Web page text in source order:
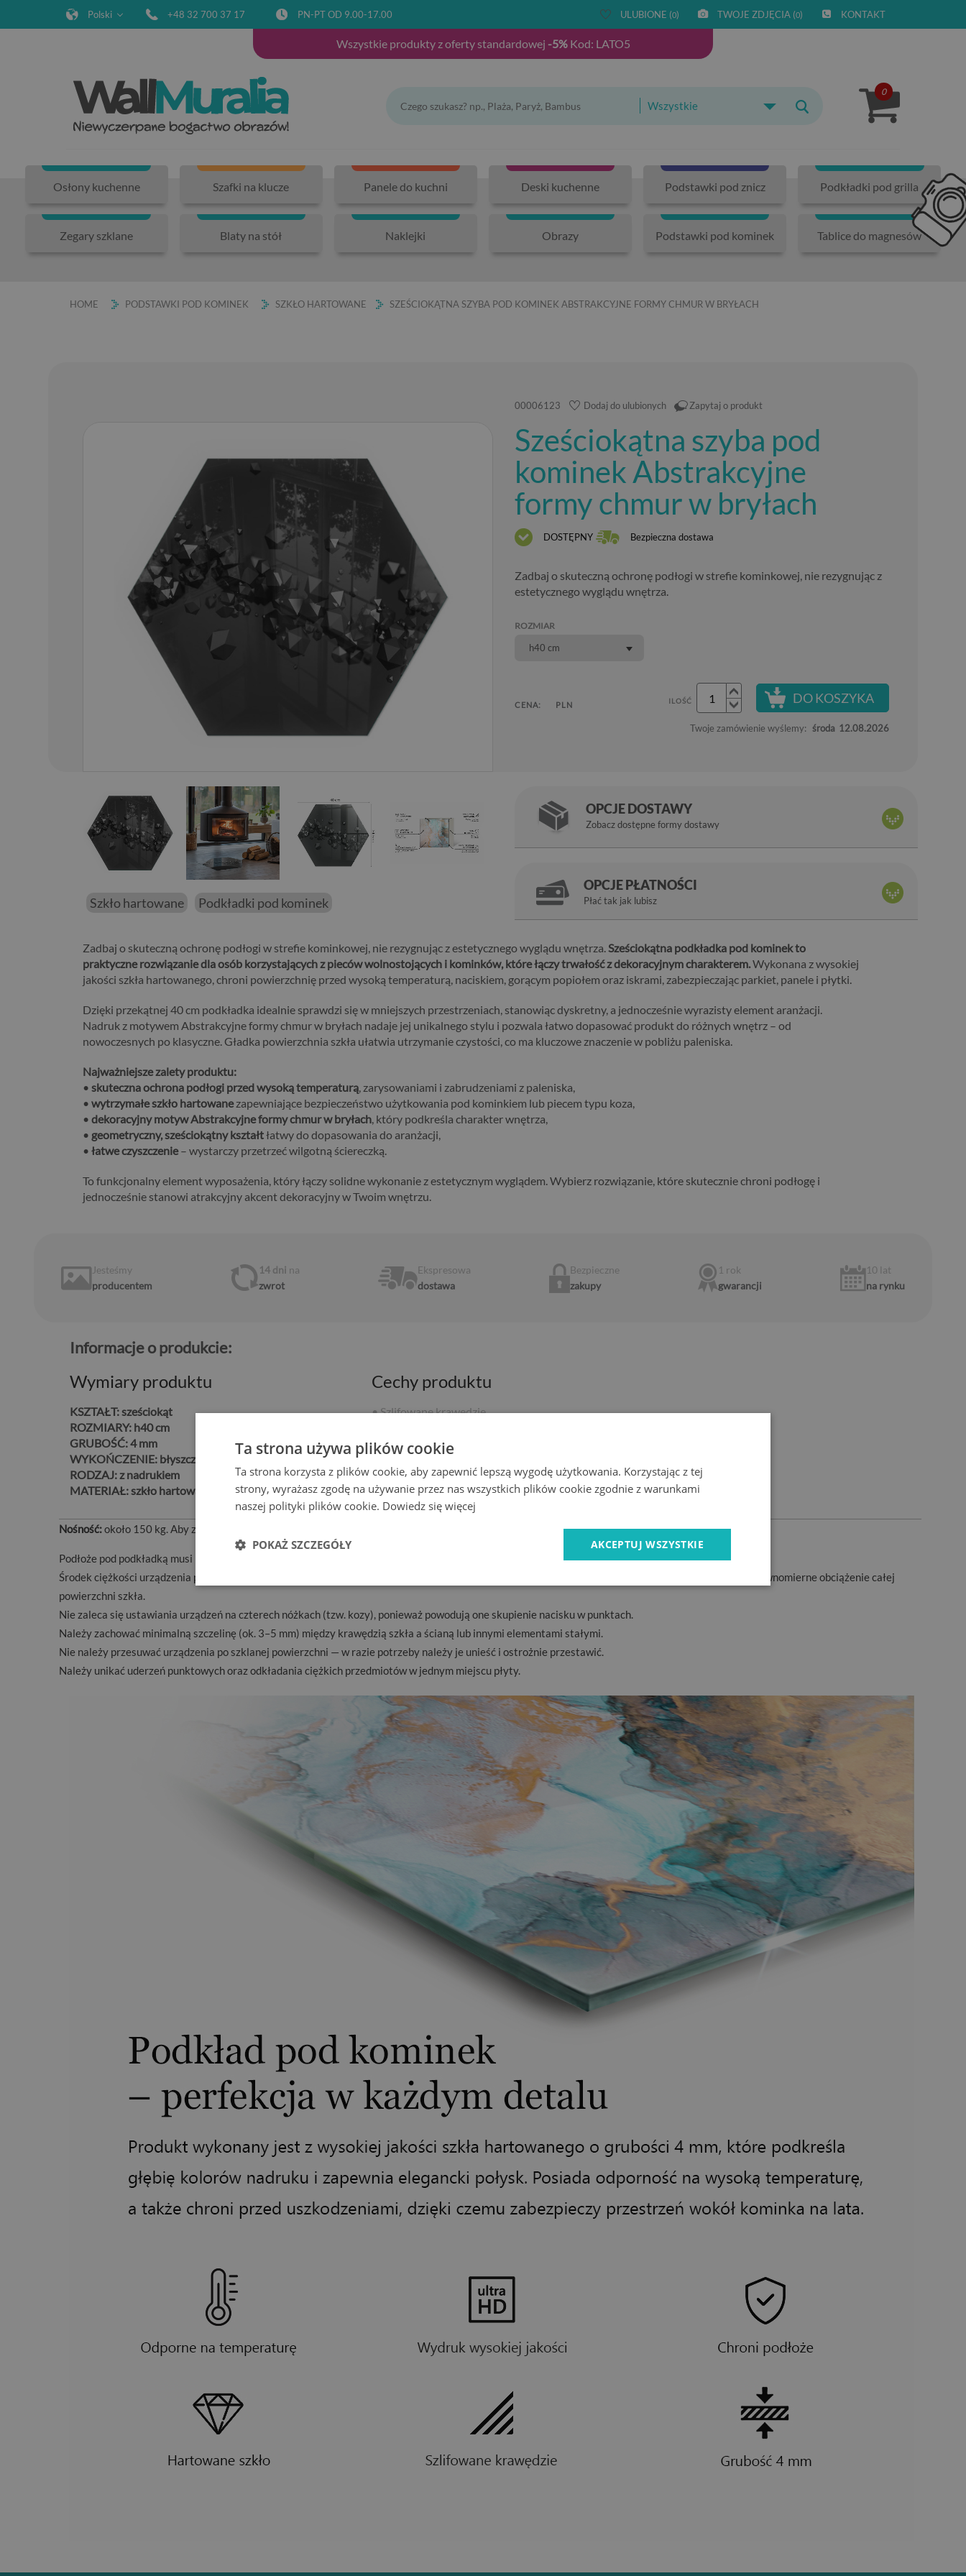
Polski +48 32 700 37 17 PN-PT OD 9.00-17.00 ULUBIONE (0) TWOJE ZDJĘCIA (0) KONTAKT
Wszystkie produkty z oferty standardowej -5%Kod: LATO5
Wszystkie
0
Osłony kuchenne Szafki na klucze Panele do kuchni Deski kuchenne Podstawki pod znicz Podkładki pod grilla
Zegary szklane Blaty na stół Naklejki Obrazy Podstawki pod kominek Tablice do magnesów
HOME PODSTAWKI POD KOMINEK SZKŁO HARTOWANE SZEŚCIOKĄTNA SZYBA POD KOMINEK ABSTRAKCYJNE FORMY CHMUR W BRYŁACH
01
00006123 Dodaj do ulubionych Zapytaj o produkt
Sześciokątna szyba pod
kominek Abstrakcyjne
formy chmur w bryłach
DOSTĘPNY Bezpieczna dostawa
Zadbaj o skuteczną ochronę podłogi w strefie kominkowej, nie rezygnując z
estetycznego wyglądu wnętrza.
ROZMIAR
h40 cm
CENA: PLN ILOŚĆ DO KOSZYKA
Twoje zamówienie wyślemy: środa 12.08.2026
Szkło hartowane Podkładki pod kominek
Zadbaj o skuteczną ochronę podłogi w strefie kominkowej, nie rezygnując z estetycznego wyglądu wnętrza.Sześciokątna podkładka pod kominek to
praktyczne rozwiązanie dla osób korzystających z pieców wolnostojących i kominków, które łączy trwałość z dekoracyjnym charakterem.Wykonana z wysokiej
jakości szkła hartowanego, chroni powierzchnię przed wysoką temperaturą, naciskiem, gorącym popiołem oraz iskrami, zabezpieczając parkiet, panele i płytki.
Dzięki przekątnej 40 cm podkładka idealnie sprawdzi się w mniejszych przestrzeniach, stanowiąc dyskretny, a jednocześnie wyrazisty element aranżacji.
Nadruk z motywem Abstrakcyjne formy chmur w bryłach nadaje jej unikalnego stylu i pozwala łatwo dopasować produkt do różnych wnętrz – od
nowoczesnych po klasyczne. Gładka powierzchnia szkła ułatwia utrzymanie czystości, co ma kluczowe znaczenie w pobliżu paleniska.
Najważniejsze zalety produktu:
•skuteczna ochrona podłogi przed wysoką temperaturą, zarysowaniami i zabrudzeniami z paleniska,
•wytrzymałe szkło hartowanezapewniające bezpieczeństwo użytkowania pod kominkiem lub piecem typu koza,
•dekoracyjny motyw Abstrakcyjne formy chmur w bryłach, który podkreśla charakter wnętrza,
• geometryczny, sześciokątny kształtłatwy do dopasowania do aranżacji,
•łatwe czyszczenie– wystarczy przetrzeć wilgotną ściereczką.
To funkcjonalny element wyposażenia, który łączy solidne wykonanie z estetycznym wyglądem. Wybierz rozwiązanie, które skutecznie chroni podłogę i
jednocześnie stanowi atrakcyjny akcent dekoracyjny w Twoim wnętrzu.
OPCJE DOSTAWY
Zobacz dostępne formy dostawy
OPCJE PŁATNOŚCI
Płać tak jak lubisz
Jesteśmy
producentem
14 dni na
zwrot
Ekspresowa
dostawa
Bezpieczne
zakupy
1 rok
gwarancji
10 lat
na rynku
Informacje o produkcie:
Wymiary produktu
KSZTAŁT:sześciokąt
ROZMIARY: h40 cm
GRUBOŚĆ:4 mm
WYKOŃCZENIE: błyszcząca, gładka powierzchnia
RODZAJ: z nadrukiem
MATERIAŁ:szkło hartowane
Cechy produktu
• Szlifowane krawędzie
• Wysoka przepuszczalność światła
• Odporna na temperaturę i uszkodzenia
• Gwarancja producenta
• Szybki czas realizacji
• Wyprodukowano w Polsce
Nośność:około 150 kg. Aby zachować maksymalne bezpieczeństwo użytkowania, należy spełnić poniższe warunki:
Podłoże pod podkładką musi być idealnie równe i stabilne, bez nierówności, piasku ani zabrudzeń mogących powodować punktowe naprężenia szkła.
Środek ciężkości urządzenia powinien być równomiernie rozłożony — kominek lub piecyk powinien posiadać stabilną, płaską podstawę zapewniającą równomierne obciążenie całej
powierzchni szkła.
Nie zaleca się ustawiania urządzeń na czterech nóżkach (tzw. kozy), ponieważ powodują one skupienie nacisku w punktach.
Należy zachować minimalną szczelinę (ok. 3–5 mm) między krawędzią szkła a ścianą lub innymi elementami stałymi.
Nie należy przesuwać urządzenia po szklanej powierzchni — w razie potrzeby należy je unieść i ostrożnie przestawić.
Należy unikać uderzeń punktowych oraz odkładania ciężkich przedmiotów w jednym miejscu płyty.
Ta strona używa plików cookie
Ta strona korzysta z plików cookie, aby zapewnić lepszą wygodę użytkowania. Korzystając z tej
strony, wyrażasz zgodę na używanie przez nas wszystkich plików cookie zgodnie z warunkami
naszej polityki plików cookie. Dowiedz się więcej
AKCEPTUJ WSZYSTKIE
POKAŻ SZCZEGÓŁY